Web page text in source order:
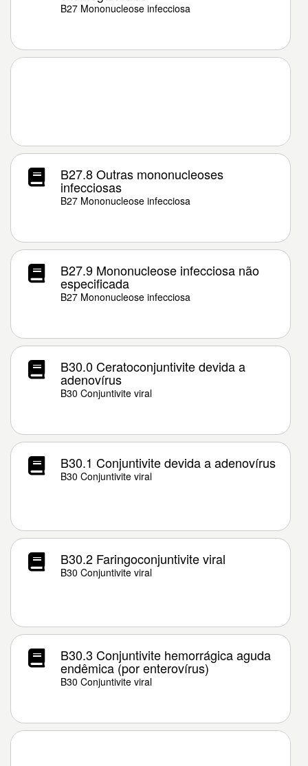
B27 Mononucleose infecciosa
B27.8 Outras mononucleoses
infecciosas
B27 Mononucleose infecciosa
B27.9 Mononucleose infecciosa não
especificada
B27 Mononucleose infecciosa
B30.0 Ceratoconjuntivite devida a
adenovírus
B30 Conjuntivite viral
B30.1 Conjuntivite devida a adenovírus
B30 Conjuntivite viral
B30.2 Faringoconjuntivite viral
B30 Conjuntivite viral
B30.3 Conjuntivite hemorrágica aguda
endêmica (por enterovírus)
B30 Conjuntivite viral